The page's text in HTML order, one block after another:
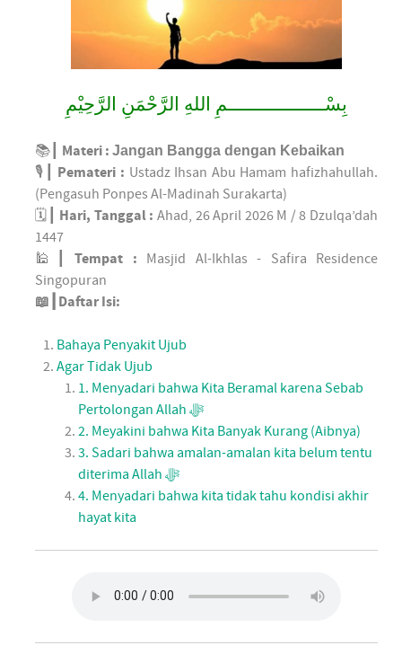
بِسْــــــــــــــــــمِ اللهِ الرَّحْمَنِ الرَّحِيْمِ
📚┃ Materi : Jangan Bangga dengan Kebaikan
🎙┃ Pemateri : Ustadz Ihsan Abu Hamam hafizhahullah.
(Pengasuh Ponpes Al-Madinah Surakarta)
🗓️┃ Hari, Tanggal : Ahad, 26 April 2026 M / 8 Dzulqa’dah
1447
🕌┃ Tempat : Masjid Al-Ikhlas - Safira Residence
Singopuran
📖┃Daftar Isi:
Bahaya Penyakit Ujub
Agar Tidak Ujub
1. Menyadari bahwa Kita Beramal karena Sebab
Pertolongan Allah ﷻ
2. Meyakini bahwa Kita Banyak Kurang (Aibnya)
3. Sadari bahwa amalan-amalan kita belum tentu
diterima Allah ﷻ
4. Menyadari bahwa kita tidak tahu kondisi akhir
hayat kita